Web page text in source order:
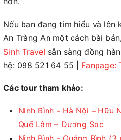
Nếu bạn đang tìm hiểu và lên
An Tràng An một cách bài
Sinh Travel sẵn sàng đồng
hệ: 098 521 64 55 | Fanpage:
Các tour tham khảo:
Ninh Bình - Hà Nội – Hữu
Quế Lâm – Dương Sóc